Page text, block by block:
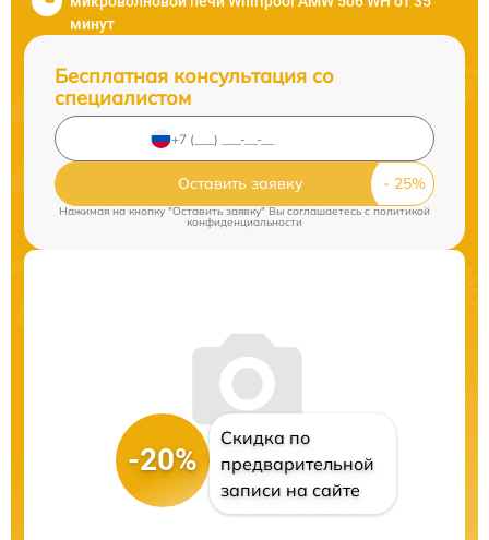
минут
Бесплатная консультация со
специалистом
Оставить заявку
Нажимая на кнопку "Оставить заявку" Вы соглашаетесь c политикой
конфиденциальности
-20%
Скидка по
предварительной
записи на сайте